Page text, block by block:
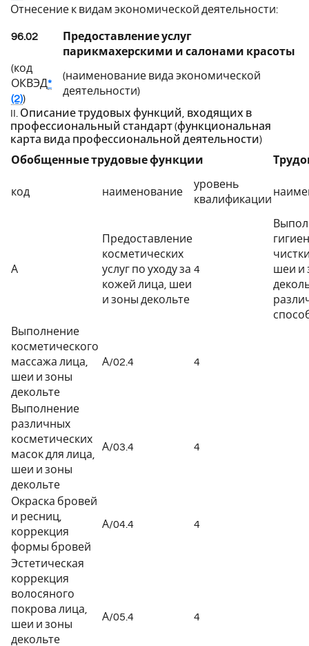
Отнесение к видам экономической деятельности:
96.02
Предоставление услуг
парикмахерскими и салонами красоты
(код
ОКВЭД*
(2))
(наименование вида экономической
деятельности)
II. Описание трудовых функций, входящих в
профессиональный стандарт (функциональная
карта вида профессиональной деятельности)
Обобщенные трудовые функции
код наименование
уровень
квалификации
А
Предоставление
косметических
услуг по уходу за
кожей лица, шеи
и зоны декольте
4
шеи и
Выполнение
косметического
массажа лица,
шеи и зоны
декольте
А/02.4 4
Выполнение
различных
косметических
масок для лица,
шеи и зоны
декольте
А/03.4 4
Окраска бровей
и ресниц,
коррекция
формы бровей
А/04.4 4
Эстетическая
коррекция
волосяного
покрова лица,
шеи и зоны
декольте
А/05.4 4